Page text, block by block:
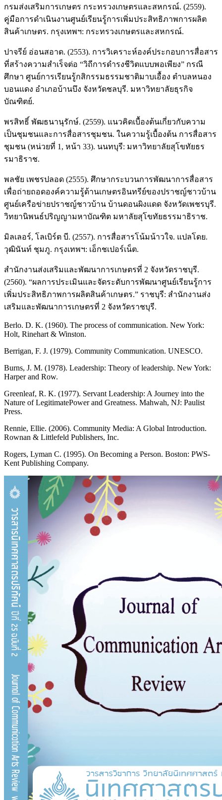
กรมส่งเสริมการเกษตร กระทรวงเกษตรและสหกรณ์. (2559).
คู่มือการดำเนินงานศูนย์เรียนรู้การเพิ่มประสิทธิภาพการผลิต
สินค้าเกษตร. กรุงเทพฯ: กระทรวงเกษตรและสหกรณ์.
ปาจรีย์ อ่อนสอาด. (2553). การวิเคราะห์องค์ประกอบการสื่อสาร
ที่สร้างความสำเร็จต่อ “วิถีการดำรงชีวิตแบบพอเพียง” กรณี
ศึกษา ศูนย์การเรียนรู้กสิกรรมธรรมชาติมาบเอื้อง ตำบลหนอง
บอนแดง อำเภอบ้านบึง จังหวัดชลบุรี. มหาวิทยาลัยธุรกิจ
บัณฑิตย์.
พรสิทธิ์ พัฒธนานุรักษ์. (2559). แนวคิดเบื้องต้นเกี่ยวกับความ
เป็นชุมชนและการสื่อสารชุมชน. ในความรู้เบื้องต้น การสื่อสาร
ชุมชน (หน่วยที่ 1, หน้า 33). นนทบุรี: มหาวิทยาลัยสุโขทัยธร
รมาธิราช.
พลชัย เพชรปลอด (2555). ศึกษากระบวนการพัฒนาการสื่อสาร
เพื่อถ่ายถอดองค์ความรู้ด้านเกษตรอินทรีย์ของปราชญ์ชาวบ้าน
ศูนย์เครือข่ายปราชญ์ชาวบ้าน บ้านดอนผิงแดด จังหวัดเพชรบุรี.
วิทยานิพนธ์ปริญญามหาบัณฑิต มหาลัยสุโขทัยธรรมาธิราช.
มิลเลอร์, โลเบิร์ต บี. (2557). การสื่อสารโน้มน้าวใจ. แปลโดย.
วุฒินันท์ ชุมภู. กรุงเทพฯ: เอ็กชเปอร์เน็ต.
สำนักงานส่งเสริมและพัฒนาการเกษตรที่ 2 จังหวัดราชบุรี.
(2560). “ผลการประเมินและจัดระดับการพัฒนาศูนย์เรียนรู้การ
เพิ่มประสิทธิภาพการผลิตสินค้าเกษตร.” ราชบุรี: สำนักงานส่ง
เสริมและพัฒนาการเกษตรที่ 2 จังหวัดราชบุรี.
Berlo. D. K. (1960). The process of communication. New York:
Holt, Rinehart & Winston.
Berrigan, F. J. (1979). Community Communication. UNESCO.
Burns, J. M. (1978). Leadership: Theory of leadership. New York:
Harper and Row.
Greenleaf, R. K. (1977). Servant Leadership: A Journey into the
Nature of LegitimatePower and Greatness. Mahwah, NJ: Paulist
Press.
Rennie, Ellie. (2006). Community Media: A Global Introduction.
Rownan & Littlefeld Publishers, Inc.
Rogers, Lyman C. (1995). On Becoming a Person. Boston: PWS-
Kent Publishing Company.